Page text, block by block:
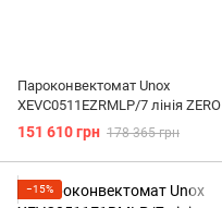
Пароконвектомат Unox
XEVC0511EZRMLP/7 лінія ZERO
151 610 грн 178 365 грн
−15%